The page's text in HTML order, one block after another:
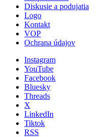
Diskusie a podujatia
Logo
Kontakt
VOP
Ochrana údajov
Instagram
YouTube
Facebook
Bluesky
Threads
X
LinkedIn
Tiktok
RSS